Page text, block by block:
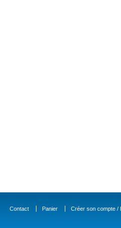
Contact Panier Créer son compte /